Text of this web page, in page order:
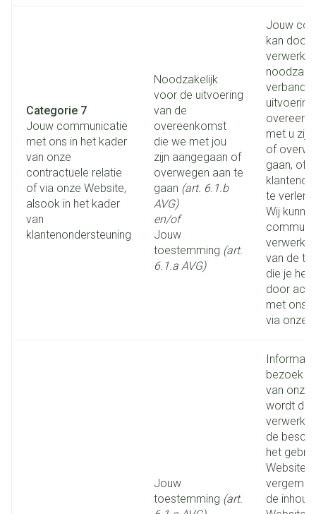
Categorie 7
Jouw communicatie
met ons in het kader
van onze
contractuele relatie
of via onze Website,
alsook in het kader
van
klantenondersteuning
Noodzakelijk
voor de uitvoering
van de
overeenkomst
die we met jou
zijn aangegaan of
overwegen aan te
gaan (art. 6.1.b
AVG)
en/of
Jouw
toestemming (art.
6.1.a AVG)
Jouw
kan door
verwerkt
verband
met u
of
gaan, of
te
Wij
van de
die je
door
met ons
via onze
Jouw
toestemming (art.
bezoek
van onze
wordt
verwerkt
de
het
Website
de